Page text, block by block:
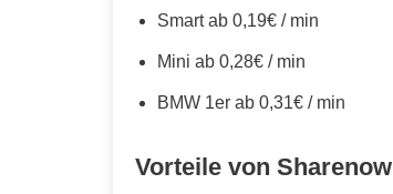
Smart ab 0,19€ / min
Mini ab 0,28€ / min
BMW 1er ab 0,31€ / min
Vorteile von Sharenow